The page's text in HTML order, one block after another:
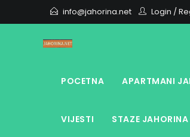
to
info@jahorina.net Login /
POCETNA APARTMANI
VIJESTI STAZE JAHORINA